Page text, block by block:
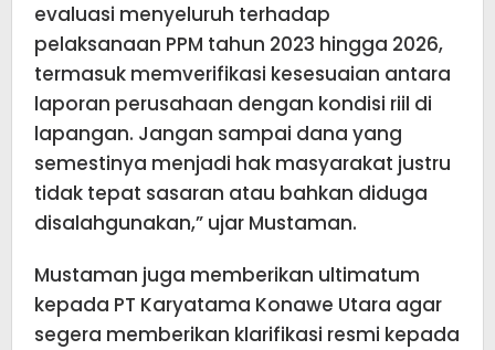
evaluasi menyeluruh terhadap
pelaksanaan PPM tahun 2023 hingga 2026,
termasuk memverifikasi kesesuaian antara
laporan perusahaan dengan kondisi riil di
lapangan. Jangan sampai dana yang
semestinya menjadi hak masyarakat justru
tidak tepat sasaran atau bahkan diduga
disalahgunakan,” ujar Mustaman.
Mustaman juga memberikan ultimatum
kepada PT Karyatama Konawe Utara agar
segera memberikan klarifikasi resmi kepada